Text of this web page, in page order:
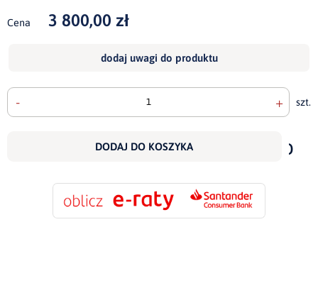
Cena 3 800,00 zł
dodaj uwagi do produktu
- + szt.
DODAJ DO KOSZYKA
do